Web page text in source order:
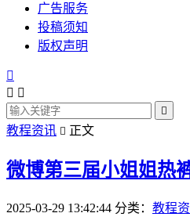
广告服务
投稿须知
版权声明

 

教程资讯  正文
微博第三届小姐姐热
2025-03-29 13:42:44 分类： 教程